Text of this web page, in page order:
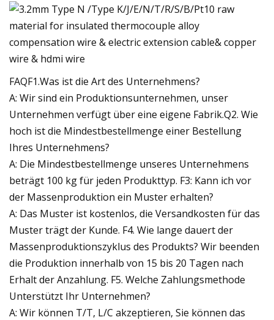
FAQF1.Was ist die Art des Unternehmens?
A: Wir sind ein Produktionsunternehmen, unser
Unternehmen verfügt über eine eigene Fabrik.Q2. Wie
hoch ist die Mindestbestellmenge einer Bestellung
Ihres Unternehmens?
A: Die Mindestbestellmenge unseres Unternehmens
beträgt 100 kg für jeden Produkttyp. F3: Kann ich vor
der Massenproduktion ein Muster erhalten?
A: Das Muster ist kostenlos, die Versandkosten für das
Muster trägt der Kunde. F4. Wie lange dauert der
Massenproduktionszyklus des Produkts? Wir beenden
die Produktion innerhalb von 15 bis 20 Tagen nach
Erhalt der Anzahlung. F5. Welche Zahlungsmethode
Unterstützt Ihr Unternehmen?
A: Wir können T/T, L/C akzeptieren, Sie können das